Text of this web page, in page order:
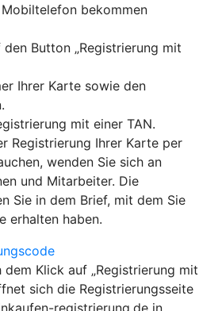
bekommen
Button „Registrierung mit
Ihrer Karte sowie den
mit einer TAN.
Registrierung Ihrer Karte per
wenden Sie sich an
und Mitarbeiter. Die
Sie in dem Brief, mit dem Sie
erhalten haben.
dem Klick auf „Registrierung mit
sich die Registrierungsseite
registrierung.de in